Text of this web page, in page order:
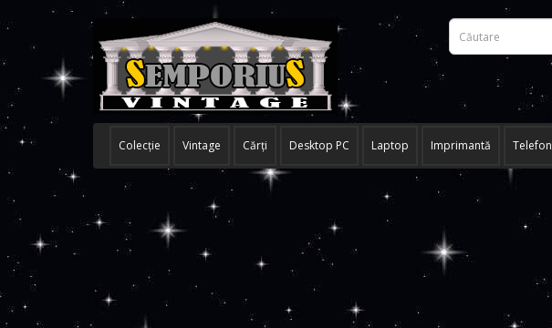
Colecţie Vintage Cărţi Desktop PC Laptop Imprimantă Telefon